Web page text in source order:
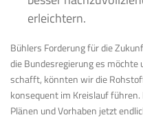
erleichtern.
Bühlers Forderung für die
die Bundesregierung es
schafft, könnten wir die
konsequent im Kreislauf
Plänen und Vorhaben jetzt